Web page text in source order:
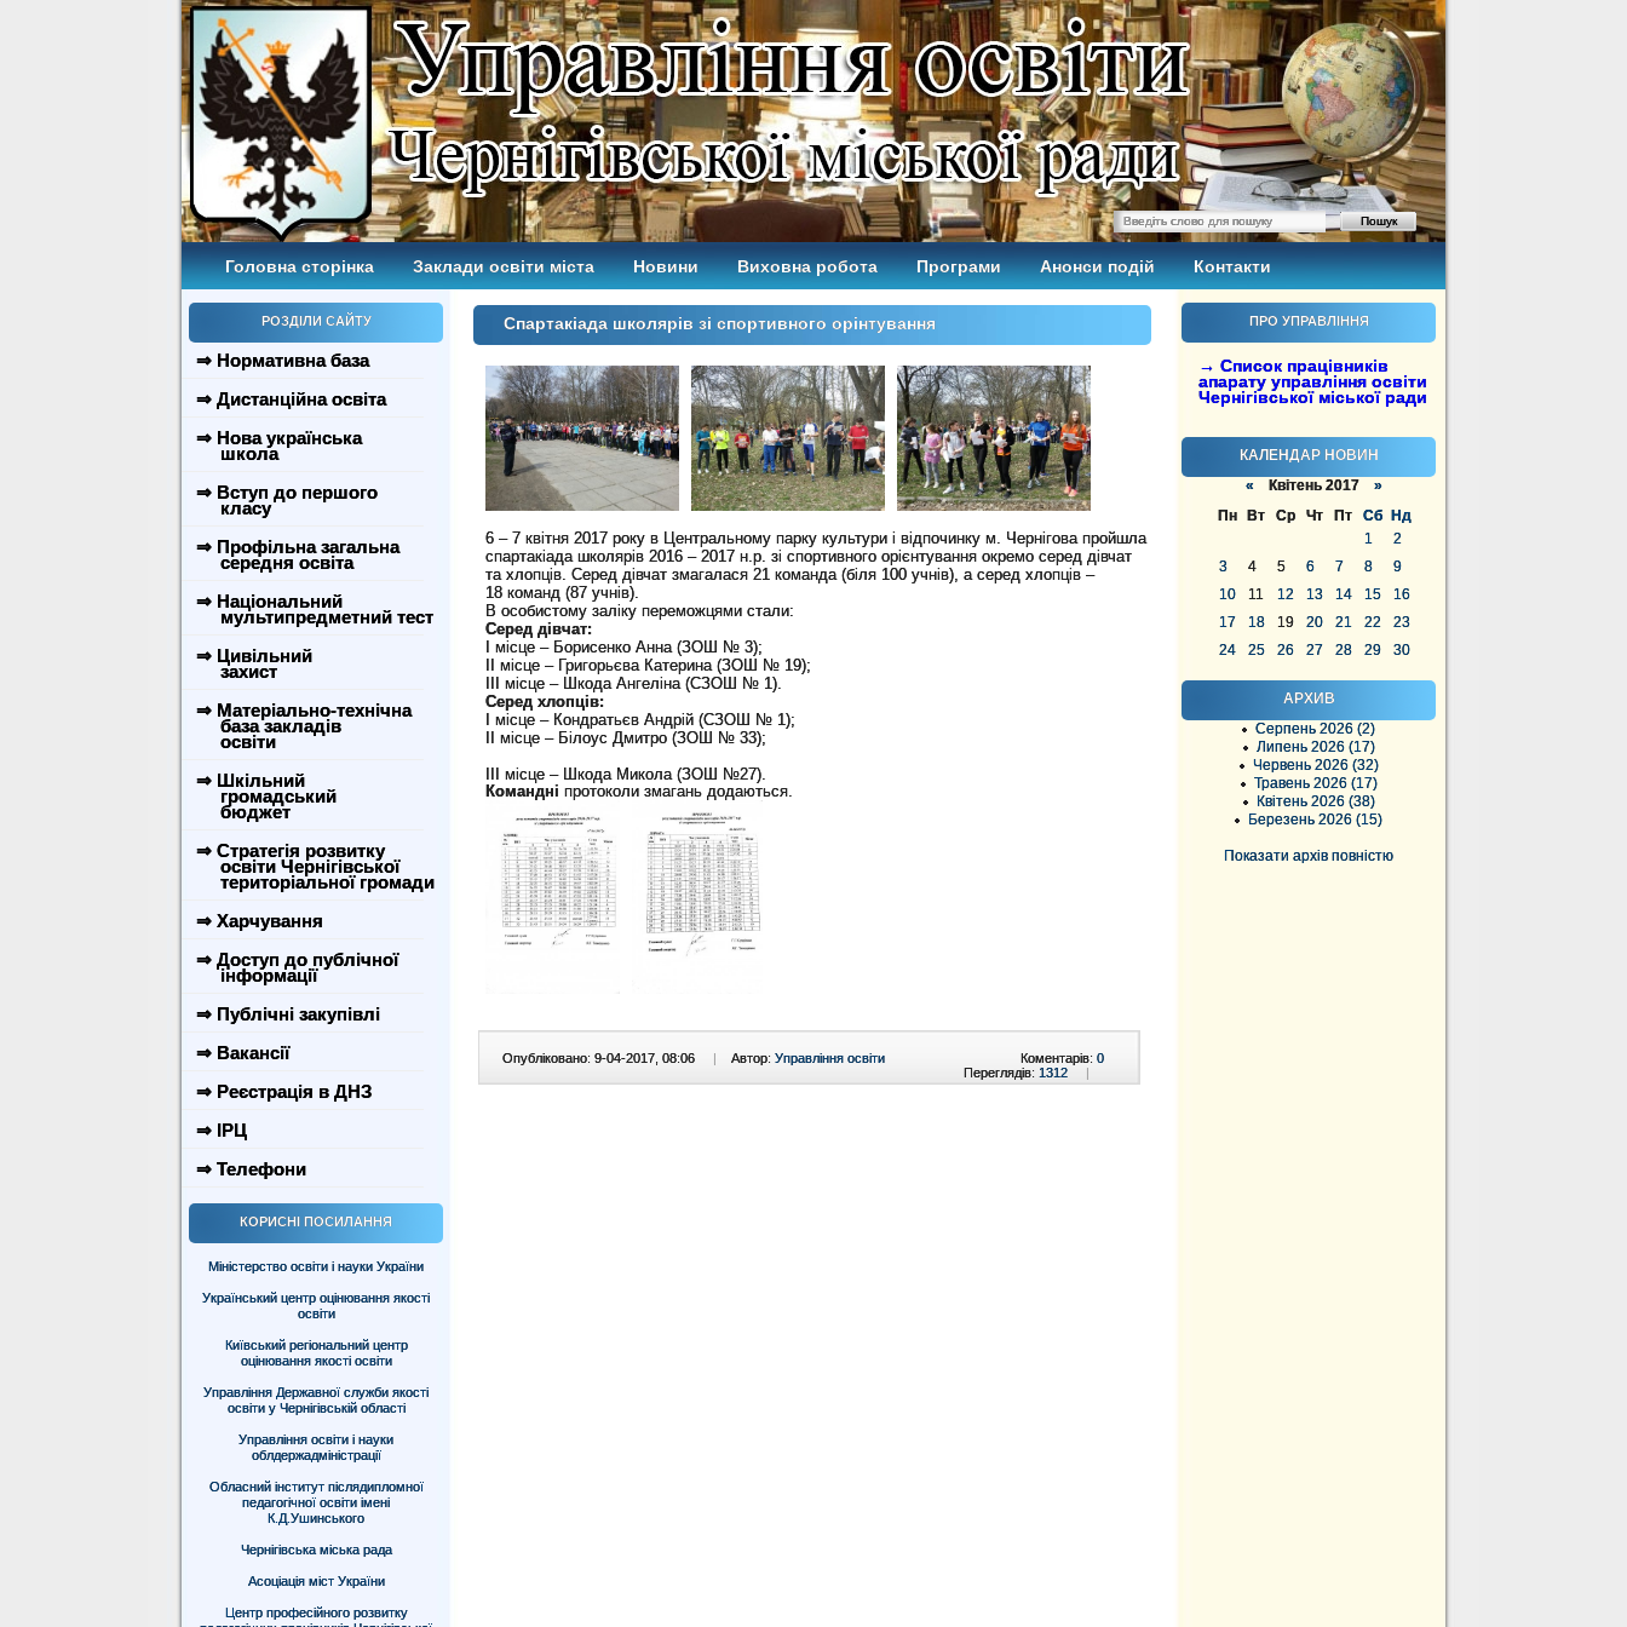
Головна сторінка Заклади освіти міста Новини Виховна робота Програми Анонси подій Контакти
РОЗДІЛИ САЙТУ
⇒ Нормативна база
⇒ Дистанційна освіта
⇒ Нова українська
школа
⇒ Вступ до першого
класу
⇒ Профільна загальна
середня освіта
⇒ Національний
мультипредметний тест
⇒ Цивільний
захист
⇒ Матеріально-технічна
база закладів
освіти
⇒ Шкільний
громадський
бюджет
⇒ Стратегія розвитку
освіти Чернігівської
територіальної громади
⇒ Харчування
⇒ Доступ до публічної
інформації
⇒ Публічні закупівлі
⇒ Вакансії
⇒ Реєстрація в ДНЗ
⇒ ІРЦ
⇒ Телефони
КОРИСНІ ПОСИЛАННЯ
Міністерство освіти і науки України
Український центр оцінювання якості
освіти
Київський регіональний центр
оцінювання якості освіти
Управління Державної служби якості
освіти у Чернігівській області
Управління освіти і науки
облдержадміністрації
Обласний інститут післядипломної
педагогічної освіти імені
К.Д.Ушинського
Чернігівська міська рада
Асоціація міст України
Центр професійного розвитку
ПРО УПРАВЛІННЯ
→ Список працівників
апарату управління освіти
Чернігівської міської ради
КАЛЕНДАР НОВИН
« Квітень 2017 »
Пн
Вт Ср Чт Пт Сб
Нд
1
2
3
4 5 6 7 8
9
10
11 12 13 14 15
16
17
18 19 20 21 22
23
24
25 26 27 28 29 30
АРХИВ
Серпень 2026 (2)
Липень 2026 (17)
Червень 2026 (32)
Травень 2026 (17)
Квітень 2026 (38)
Березень 2026 (15)
Показати архів повністю
Спартакіада школярів зі спортивного орінтування
6 – 7 квітня 2017 року в Центральному парку культури і відпочинку м. Чернігова пройшла
спартакіада школярів 2016 – 2017 н.р. зі спортивного орієнтування окремо серед дівчат
та хлопців. Серед дівчат змагалася 21 команда (біля 100 учнів), а серед хлопців –
18 команд (87 учнів).
В особистому заліку переможцями стали:
Серед дівчат:
І місце – Борисенко Анна (ЗОШ № 3);
ІІ місце – Григорьєва Катерина (ЗОШ № 19);
ІІІ місце – Шкода Ангеліна (СЗОШ № 1).
Серед хлопців:
І місце – Кондратьєв Андрій (СЗОШ № 1);
ІІ місце – Білоус Дмитро (ЗОШ № 33);
ІІІ місце – Шкода Микола (ЗОШ №27).
Командні протоколи змагань додаються.
Опубліковано: 9-04-2017, 08:06 | Автор: Управління освіти Коментарів: 0
Переглядів: 1312 |